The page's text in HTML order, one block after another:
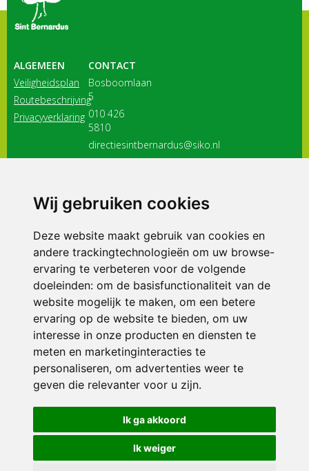
Wij gebruiken cookies
Deze website maakt gebruik van cookies en
andere trackingtechnologieën om uw browse-
ervaring te verbeteren voor de volgende
doeleinden: om de basisfunctionaliteit van de
website mogelijk te maken, om een betere
ervaring op de website te bieden, om uw
interesse in onze producten en diensten te
meten en marketinginteracties te
personaliseren, om advertenties weer te
geven die relevanter voor u zijn.
Ik ga akkoord
Ik weiger
ALGEMEEN
Veiligheidsplan
Routebeschrijving
Privacyverklaring
CONTACT
Bosboomlaan
5
010 426
5810
directiesintbernardus@siko.nl
3116 JB
ONDERDEEL VAN
© 2026 Sint Bernardus | Alle rechten voorbehouden
Privacy policy|Disclaimer| Klachtenregeling|RSIN en Anbi
voorkeuren
Crealisatie The MindOffice